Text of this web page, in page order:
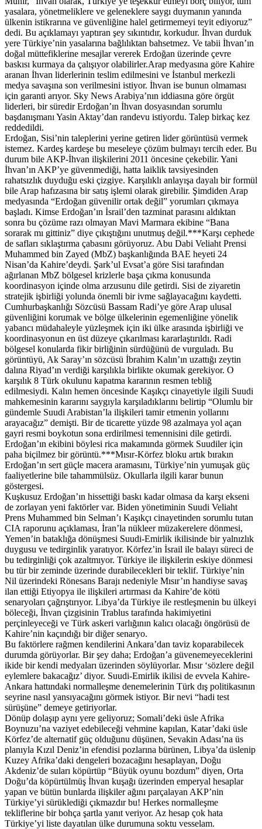
yasalara, yönetmeliklere ve geleneklere saygı duymanın yanında
ülkenin istikrarına ve güvenliğine halel getirmemeyi teyit ediyoruz”
dedi. Bu açıklamayı yaptıran şey sıkıntıdır, korkudur. İhvan durduk
yere Türkiye’nin yasalarına bağlılıktan bahsetmez. Ve tabii İhvan’ın
doğal müttefiklerine mesajlar vererek Erdoğan üzerinde çevre
baskısı kurmaya da çalışıyor olabilirler.Arap medyasına göre Kahire
aranan İhvan liderlerinin teslim edilmesini ve İstanbul merkezli
medya savaşına son verilmesini istiyor. İhvan ise bunun olmaması
için garanti arıyor. Sky News Arabiya’nın iddiasına göre örgüt
liderleri, bir süredir Erdoğan’ın İhvan dosyasından sorumlu
başdanışmanı Yasin Aktay’dan randevu istiyordu. Talep birkaç kez
reddedildi.
Erdoğan, Sisi’nin taleplerini yerine getiren lider görüntüsü vermek
istemez. Kardeş kardeşe bu meseleye çözüm bulmayı tercih eder. Bu
durum bile AKP-İhvan ilişkilerini 2011 öncesine çekebilir. Yani
İhvan’ın AKP’ye güvenmediği, hatta laiklik tavsiyesinden
rahatsızlık duyduğu eski çizgiye. Karşılıklı anlayışa dayalı bir formül
bile Arap hafızasına bir satış işlemi olarak girebilir. Şimdiden Arap
medyasında “Erdoğan güvenilir ortak değil” yorumları çıkmaya
başladı. Kimse Erdoğan’ın İsrail’den tazminat parasını aldıktan
sonra bu çözüme razı olmayan Mavi Marmara ekibine “Bana
sorarak mı gittiniz” diye çıkıştığını unutmuş değil.***Karşı cephede
de safları sıklaştırma çabasını görüyoruz. Abu Dabi Veliaht Prensi
Muhammed bin Zayed (MbZ) başkanlığında BAE heyeti 24
Nisan’da Kahire’deydi. Şark’ul Evsat’a göre Sisi tarafından
ağırlanan MbZ bölgesel krizlerle başa çıkma konusunda
koordinasyon içinde olma arzusunu dile getirdi. Sisi de ziyaretin
stratejik işbirliği yolunda önemli bir ivme sağlayacağını kaydetti.
Cumhurbaşkanlığı Sözcüsü Bassam Radi’ye göre Arap ulusal
güvenliğini korumak ve bölge ülkelerinin egemenliğine yönelik
yabancı müdahaleyle yüzleşmek için iki ülke arasında işbirliği ve
koordinasyonun en üst düzeye çıkarılması kararlaştırıldı. Radi
bölgesel konularda fikir birliğinin sürdüğünü de vurguladı. Bu
görüntüyü, Ak Saray’ın sözcüsü İbrahim Kalın’ın uzattığı zeytin
dalına Riyad’ın verdiği karşılıkla birlikte okumak gerekiyor. O
karşılık 8 Türk okulunu kapatma kararının resmen tebliğ
edilmesiydi. Kalın hemen öncesinde Kaşıkçı cinayetiyle ilgili Suudi
mahkemesinin kararını saygıyla karşıladıklarını belirtip “Olumlu bir
gündemle Suudi Arabistan’la ilişkileri tamir etmenin yollarını
arayacağız” demişti. Bir de ticarette yüzde 98 azalmaya yol açan
gayri resmi boykotun sona erdirilmesi temennisini dile getirdi.
Erdoğan’ın ekibini böylesi rica makamında görmek Suudiler için
paha biçilmez bir görüntü.***Mısır-Körfez bloku artık bırakın
Erdoğan’ın sert güçle macera aramasını, Türkiye’nin yumuşak güç
faaliyetlerine bile tahammülsüz. Okullarla ilgili karar bunun
göstergesi.
Kuşkusuz Erdoğan’ın hissettiği baskı kadar olmasa da karşı ekseni
de zorlayan yeni faktörler var. Biden yönetiminin Suudi Veliaht
Prens Muhammed bin Selman’ı Kaşıkçı cinayetinden sorumlu tutan
CIA raporunu açıklaması, İran’la nükleer müzakerelere dönmesi,
Yemen’in bataklığa dönüşmesi Suudi-Emirlik ikilisinde bir yalnızlık
duygusu ve tedirginlik yaratıyor. Körfez’in İsrail ile balayı süreci de
bu tedirginliği çok azaltmıyor. Türkiye ile ilişkilerin eskiye dönmesi
bu tür bir zeminde üzerinde durabilecekleri bir teklif. Türkiye’nin
Nil üzerindeki Rönesans Barajı nedeniyle Mısır’ın handiyse savaş
ilan ettiği Etiyopya ile ilişkileri artırması da Kahire’de kötü
senaryoları çağrıştırıyor. Libya’da Türkiye ile restleşmenin bu ülkeyi
böleceği, İhvan çizgisinin Trablus tarafında hakimiyetini
perçinleyeceği ve Türk askeri varlığının kalıcı olacağı öngörüsü de
Kahire’nin kaçındığı bir diğer senaryo.
Bu faktörlere rağmen kendilerini Ankara’dan taviz koparabilecek
durumda görüyorlar. Bir şey daha; Erdoğan’a güvenemeyeceklerini
ikide bir kendi medyaları üzerinden söylüyorlar. Mısır ‘sözlere değil
eylemlere bakacağız’ diyor. Suudi-Emirlik ikilisi de evvela Kahire-
Ankara hattındaki normalleşme denemelerinin Türk dış politikasının
seyrine nasıl yansıyacağını görmek istiyor. Bir nevi “hadi test
sürüşüne” demeye getiriyorlar.
Dönüp dolaşıp aynı yere geliyoruz; Somali’deki üsle Afrika
Boynuzu’na vaziyet edebileceği vehmine kapılan, Katar’daki üsle
Körfez’de alternatif güç olduğunu düşünen, Sevakin Adası’na üs
planıyla Kızıl Deniz’in efendisi pozlarına bürünen, Libya’da üslenip
Kuzey Afrika’daki dengeleri bozacağını hesaplayan, Doğu
Akdeniz’de suları köpürtüp “Büyük oyunu bozdum” diyen, Orta
Doğu’da köpürtülmüş İhvan kuşağı üzerinden emperyal hesaplar
yapan ve bütün bunlarda ilişkiler ağını parçalayan AKP’nin
Türkiye’yi sürüklediği çıkmazdır bu! Herkes normalleşme
tekliflerine bir bohça şartla yanıt veriyor. Az hesap çok hata
Türkiye’yi liste dayatılan ülke durumuna soktu vesselam.